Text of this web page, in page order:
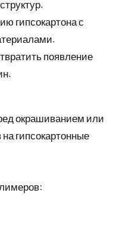
гипсокартона с
появление
окрашиванием или
гипсокартонные